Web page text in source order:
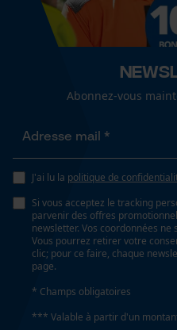
Abonnez-vous
J'ai lu la politique de
Si vous acceptez le tracking
parvenir des offres
newsletter. Vos coordonnées
Vous pourrez retirer votre
clic; pour ce faire, chaque
page.
* Champs obligatoires
*** Valable à partir d'un
Facebook
Survicate